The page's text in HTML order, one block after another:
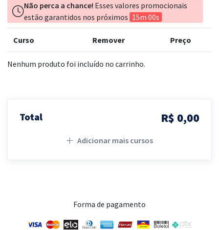
Não perca a chance! Esses valores promocionais
estão garantidos nos próximos 15m 00s
Curso Remover Preço
Nenhum produto foi incluído no carrinho.
Total R$ 0,00
Adicionar mais cursos
Forma de pagamento